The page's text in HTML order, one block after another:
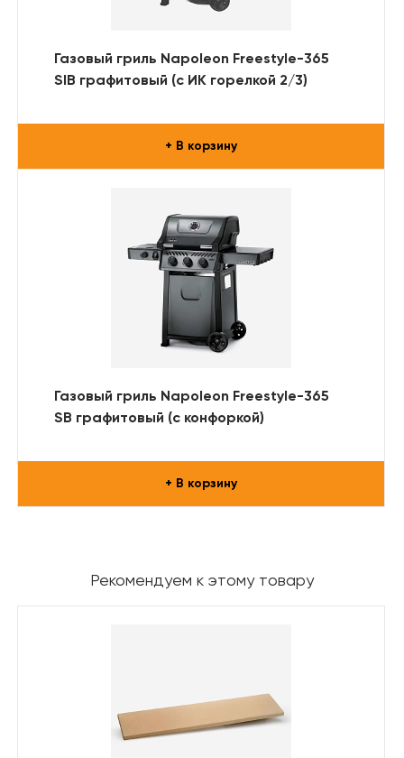
Газовый гриль Napoleon Freestyle-365
SIB графитовый (с ИК горелкой 2/3)
+ В корзину
Газовый гриль Napoleon Freestyle-365
SB графитовый (с конфоркой)
+ В корзину
Рекомендуем к этому товару